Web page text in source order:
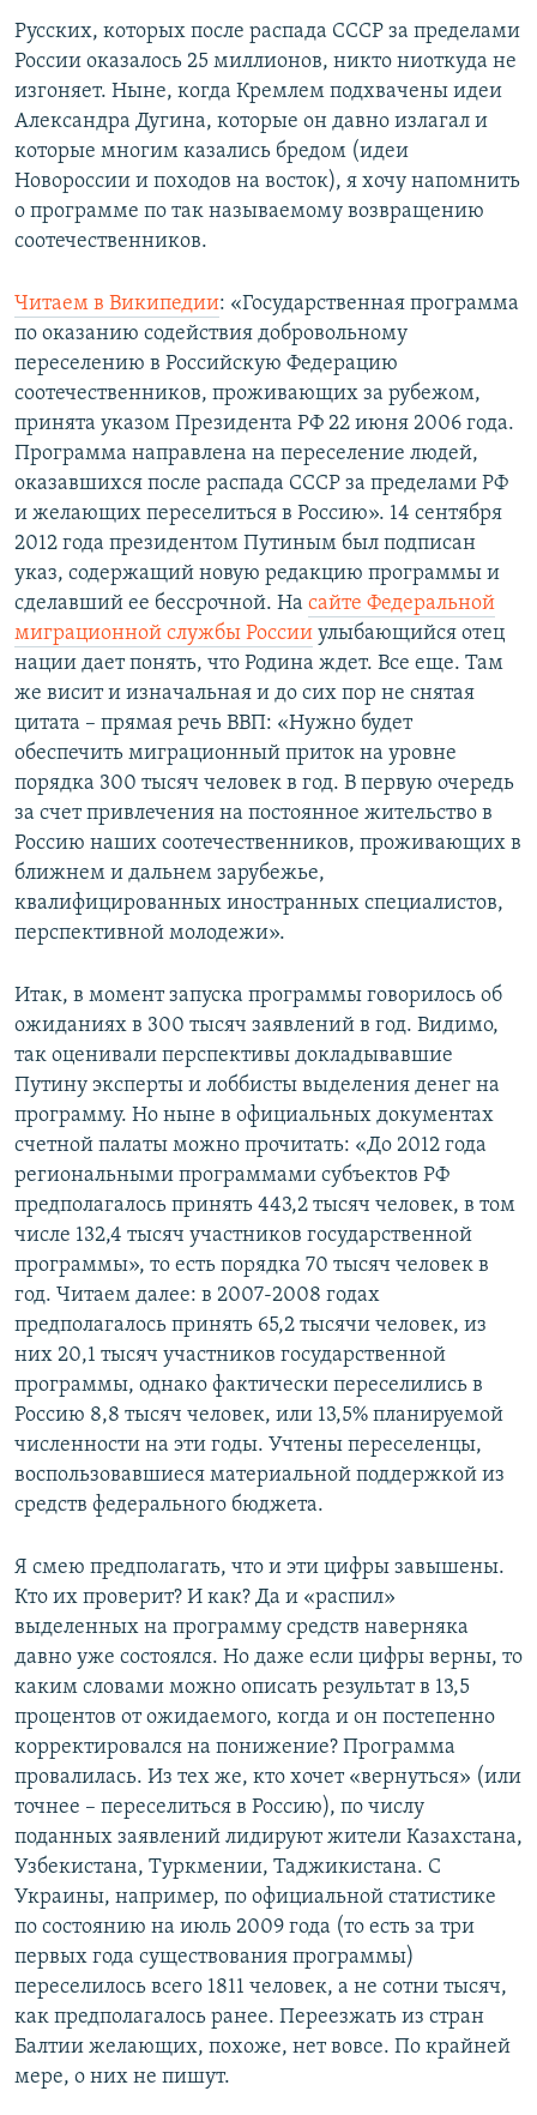
Русских, которых после распада СССР за пределами
России оказалось 25 миллионов, никто ниоткуда не
изгоняет. Ныне, когда Кремлем подхвачены идеи
Александра Дугина, которые он давно излагал и
которые многим казались бредом (идеи
Новороссии и походов на восток), я хочу напомнить
о программе по так называемому возвращению
соотечественников.
Читаем в Википедии: «Государственная программа
по оказанию содействия добровольному
переселению в Российскую Федерацию
соотечественников, проживающих за рубежом,
принята указом Президента РФ 22 июня 2006 года.
Программа направлена на переселение людей,
оказавшихся после распада СССР за пределами РФ
и желающих переселиться в Россию». 14 сентября
2012 года президентом Путиным был подписан
указ, содержащий новую редакцию программы и
сделавший ее бессрочной. На сайте Федеральной
миграционной службы России улыбающийся отец
нации дает понять, что Родина ждет. Все еще. Там
же висит и изначальная и до сих пор не снятая
цитата – прямая речь ВВП: «Нужно будет
обеспечить миграционный приток на уровне
порядка 300 тысяч человек в год. В первую очередь
за счет привлечения на постоянное жительство в
Россию наших соотечественников, проживающих в
ближнем и дальнем зарубежье,
квалифицированных иностранных специалистов,
перспективной молодежи».
Итак, в момент запуска программы говорилось об
ожиданиях в 300 тысяч заявлений в год. Видимо,
так оценивали перспективы докладывавшие
Путину эксперты и лоббисты выделения денег на
программу. Но ныне в официальных документах
счетной палаты можно прочитать: «До 2012 года
региональными программами субъектов РФ
предполагалось принять 443,2 тысяч человек, в том
числе 132,4 тысяч участников государственной
программы», то есть порядка 70 тысяч человек в
год. Читаем далее: в 2007-2008 годах
предполагалось принять 65,2 тысячи человек, из
них 20,1 тысяч участников государственной
программы, однако фактически переселились в
Россию 8,8 тысяч человек, или 13,5% планируемой
численности на эти годы. Учтены переселенцы,
воспользовавшиеся материальной поддержкой из
средств федерального бюджета.
Я смею предполагать, что и эти цифры завышены.
Кто их проверит? И как? Да и «распил»
выделенных на программу средств наверняка
давно уже состоялся. Но даже если цифры верны, то
каким словами можно описать результат в 13,5
процентов от ожидаемого, когда и он постепенно
корректировался на понижение? Программа
провалилась. Из тех же, кто хочет «вернуться» (или
точнее – переселиться в Россию), по числу
поданных заявлений лидируют жители Казахстана,
Узбекистана, Туркмении, Таджикистана. С
Украины, например, по официальной статистике
по состоянию на июль 2009 года (то есть за три
первых года существования программы)
переселилось всего 1811 человек, а не сотни тысяч,
как предполагалось ранее. Переезжать из стран
Балтии желающих, похоже, нет вовсе. По крайней
мере, о них не пишут.